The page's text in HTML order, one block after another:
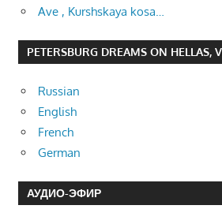
Ave , Kurshskaya kosa…
PETERSBURG DREAMS ON HELLAS,
Russian
English
French
German
АУДИО-ЭФИР